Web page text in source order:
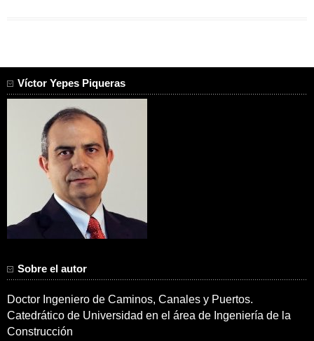
Víctor Yepes Piqueras
Sobre el autor
Doctor Ingeniero de Caminos, Canales y Puertos.
Catedrático de Universidad en el área de Ingeniería de la
Construcción